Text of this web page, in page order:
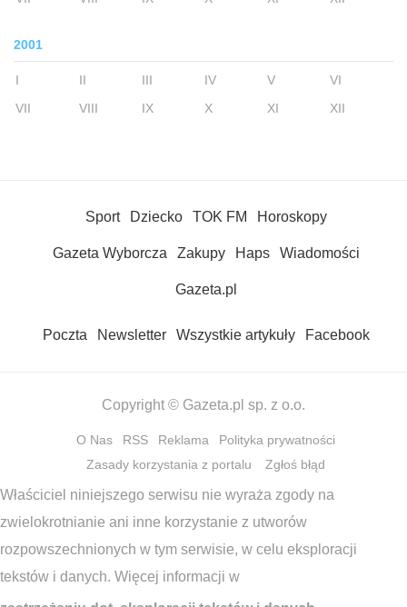
2001
I II III IV V
VI
VII
VIII IX X XI XII
Sport Dziecko TOK FM Horoskopy
Gazeta Wyborcza Zakupy Haps Wiadomości
Gazeta.pl
Poczta Newsletter Wszystkie artykuły Facebook
Copyright © Gazeta.pl sp. z o.o.
O Nas RSS Reklama
Polityka prywatności
Zasady korzystania z portalu
Zgłoś błąd
Właściciel niniejszego serwisu nie wyraża zgody na
zwielokrotnianie ani inne korzystanie z utworów
rozpowszechnionych w tym serwisie, w celu eksploracji
tekstów i danych. Więcej informacji w